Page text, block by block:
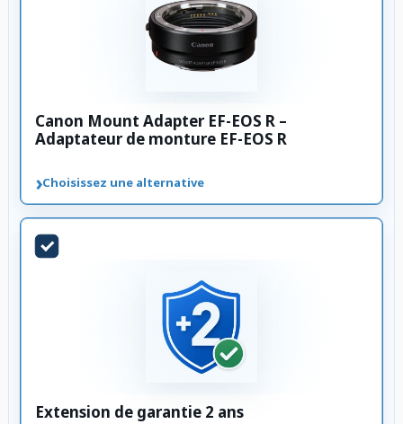
Canon Mount Adapter EF-EOS R –
Adaptateur de monture EF-EOS R
›Choisissez une alternative
Extension de garantie 2 ans